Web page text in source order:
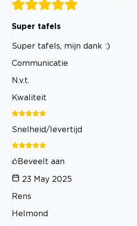
Super tafels
Super tafels, mijn dank :)
Communicatie
N.v.t.
Kwaliteit
Snelheid/levertijd
Beveelt aan
23 May 2025
Rens
Helmond